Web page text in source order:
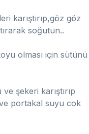
karıştırıp,göz göz
soğutun..
olması için sütünü
şekeri karıştırıp
portakal suyu cok